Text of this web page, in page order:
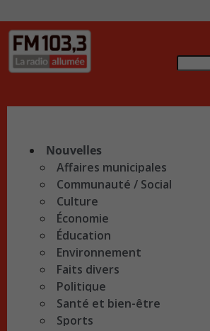
Nouvelles
Affaires municipales
Communauté / Social
Culture
Économie
Éducation
Environnement
Faits divers
Politique
Santé et bien-être
Sports